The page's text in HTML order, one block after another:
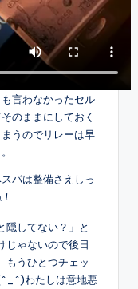
言わなかったセル
のままにしておく
うのでリレーは早
パは整備さえしっ
！
隠してない？」と
じゃないので後日
もうひとつチェッ
わたしは意地悪